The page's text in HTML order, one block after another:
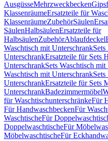
AusgüsseMehrzweckbecken
KlassenräumeErsatzteile für
KlassenräumeZubehörSäulen
SäulenHalbsäulenErsatzteile für
HalbsäulenZubehörAblaufdeckel
Waschtisch mit Unterschrank
UnterschrankErsatzteile für Sets
UnterschrankSets Waschtisch
Waschtisch mit Unterschrank
UnterschrankErsatzteile für Sets
UnterschrankBadezimmermöbel
für WaschtischunterschränkeFür
Für HandwaschbeckenFür
WaschtischeFür
DoppelwaschtischeFür
MöbelwaschtischeFür